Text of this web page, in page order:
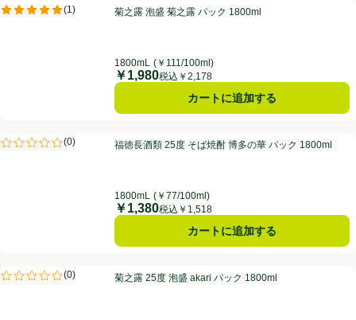
菊之露 泡盛 菊之露 パック 1800ml
(1 )
評価は1件のレビューで5点中5.0点。菊之露 泡盛 菊之露 パック 1800ml
1800mL (￥111/100ml)
価格
￥1,980税込￥2,178
カートに追加する
福徳長酒類 25度 そば焼酎 博多の華 パック 1800ml
(0)
評価は0件のレビューで5点中0.0点。福徳長酒類 25度 そば焼酎 博多の華 パック 1800ml
1800mL (￥77/100ml)
価格
￥1,380税込￥1,518
カートに追加する
菊之露 25度 泡盛 akari パック 1800ml
(0)
評価は0件のレビューで5点中0.0点。菊之露 25度 泡盛 akari パック 1800ml